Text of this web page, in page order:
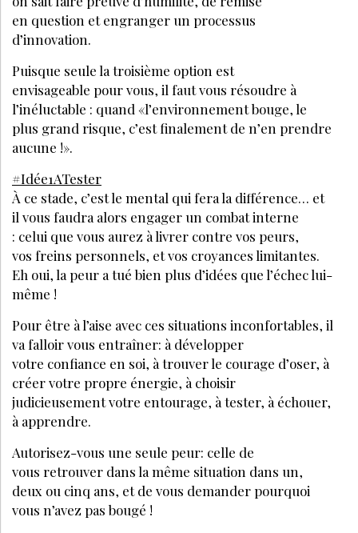
VOS QUESTIONS:
Quelles sont les tendances ?
Comment alimenter sa créativité ?
Comment exprimer sa créativité ?
PARTAGEZ SUR :
PAR ARNAUD WALLETON
CONSULTANT, FORMATEUR, PYGMALION &